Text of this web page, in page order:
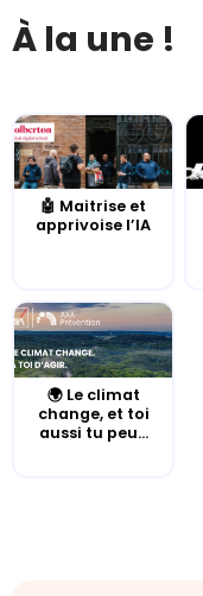
À la une !
🤖 Maitrise et
apprivoise l’IA
🌍 Le climat
change, et toi
aussi tu peu...